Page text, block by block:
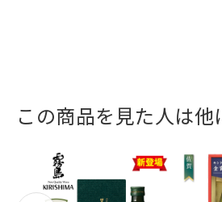
この商品を見た人は他